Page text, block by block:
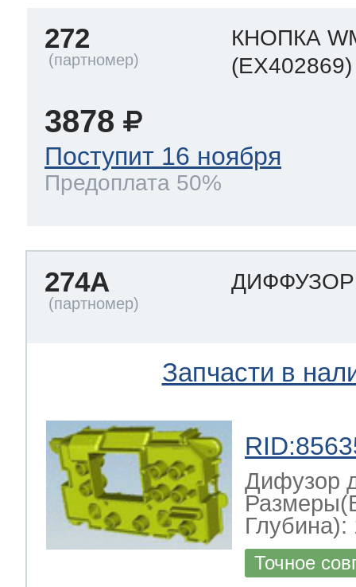
272
КНОПКА
(EX402869)
3878
Поступит 16 ноября
Предоплата 50%
274A
Запчасти в
Дифузор
Глубина):
Точное